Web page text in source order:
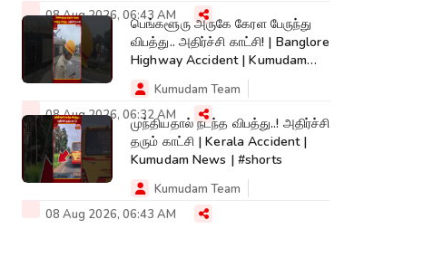
08 Aug 2026, 06:43 AMபெங்களூரு அருகே கேரள பேருந்து
விபத்து.. அதிர்ச்சி காட்சி! | Banglore
Highway Accident | Kumudam
News
Kumudam Team
08 Aug 2026, 06:32 AMமுந்தியதால் நடந்த விபத்து..! அதிர்ச்சி
தரும் காட்சி | Kerala Accident |
Kumudam News | #shorts
Kumudam Team
08 Aug 2026, 06:43 AM